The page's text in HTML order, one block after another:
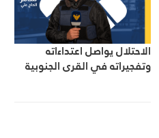
الاحتلال يواصل اعتداءاته
وتفجيراته في القرى الجنوبية